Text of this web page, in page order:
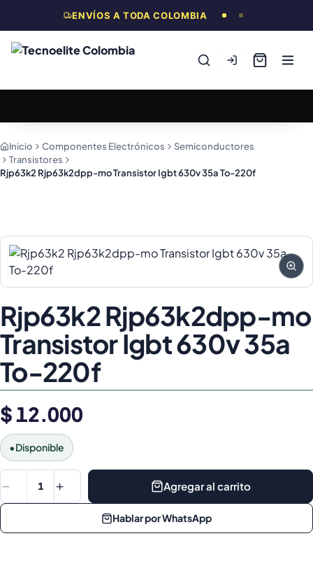
ENVÍOS A TODA COLOMBIA
Inicio Componentes Electrónicos
Semiconductores
Transistores
Rjp63k2 Rjp63k2dpp-mo Transistor Igbt 630v 35a To-220f
Rjp63k2 Rjp63k2dpp-mo
Transistor Igbt 630v 35a
To-220f
$ 12.000
•Disponible
1 Agregar al carrito
Hablar por WhatsApp